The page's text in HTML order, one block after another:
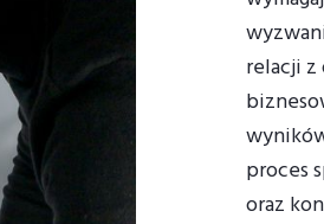
relacji
proces
oraz